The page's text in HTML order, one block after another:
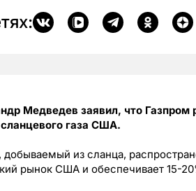
Медведев заявил, что Газпром
газа США.
из сланца,
рынок США и обеспечивает 15-